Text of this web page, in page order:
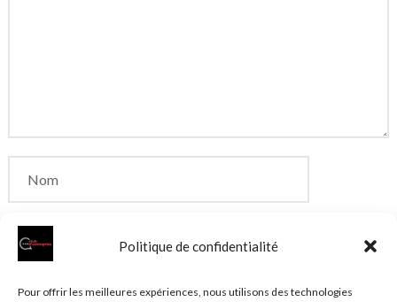
Politique de confidentialité
Pour offrir les meilleures expériences, nous utilisons des technologies
Enregistrer mon nom, mon e-mail et mon site dans